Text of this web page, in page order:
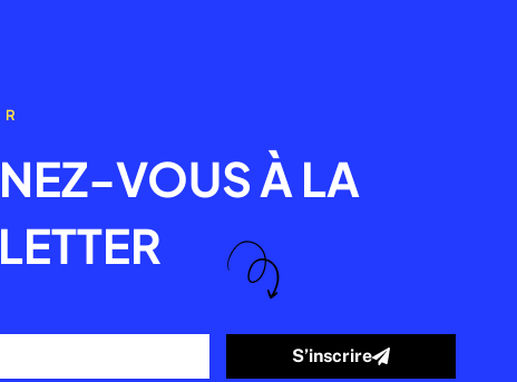
VOUS À LA
S’inscrire